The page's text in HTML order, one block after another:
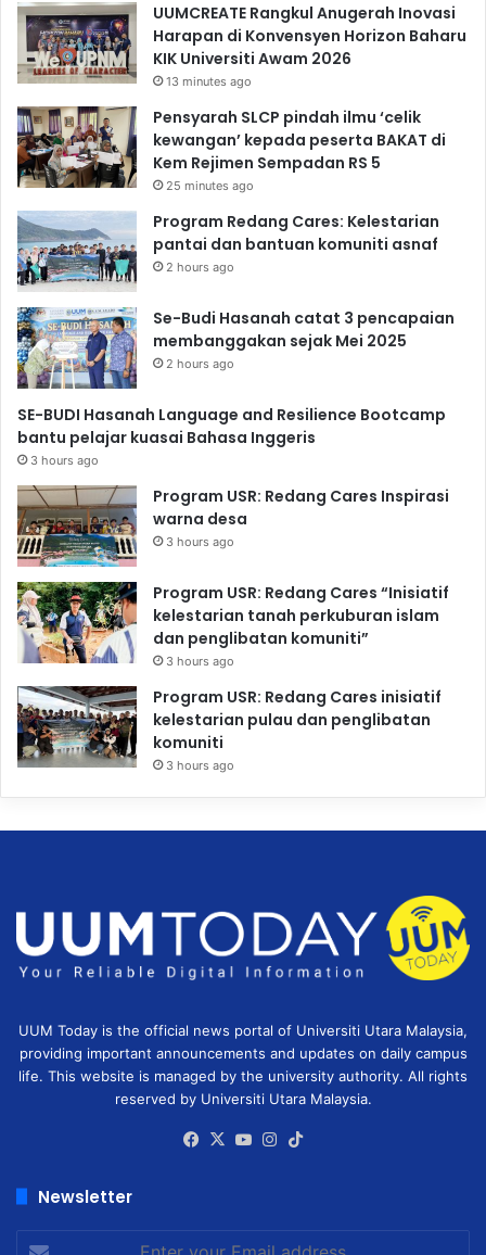
UUMCREATE Rangkul Anugerah Inovasi
Harapan di Konvensyen Horizon Baharu
KIK Universiti Awam 2026
13 minutes ago
Pensyarah SLCP pindah ilmu ‘celik
kewangan’ kepada peserta BAKAT di
Kem Rejimen Sempadan RS 5
25 minutes ago
Program Redang Cares: Kelestarian
pantai dan bantuan komuniti asnaf
2 hours ago
Se-Budi Hasanah catat 3 pencapaian
membanggakan sejak Mei 2025
2 hours ago
SE-BUDI Hasanah Language and Resilience Bootcamp
bantu pelajar kuasai Bahasa Inggeris
3 hours ago
Program USR: Redang Cares Inspirasi
warna desa
3 hours ago
Program USR: Redang Cares “Inisiatif
kelestarian tanah perkuburan islam
dan penglibatan komuniti”
3 hours ago
Program USR: Redang Cares inisiatif
kelestarian pulau dan penglibatan
komuniti
3 hours ago
UUM Today is the official news portal of Universiti Utara Malaysia,
providing important announcements and updates on daily campus
life. This website is managed by the university authority. All rights
reserved by Universiti Utara Malaysia.
Facebook
X YouTubeInstagram
Newsletter